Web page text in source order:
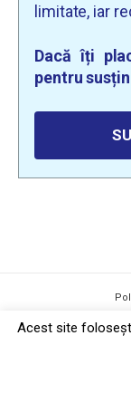
limitate, iar
Dacă îți
pentru
Acest site